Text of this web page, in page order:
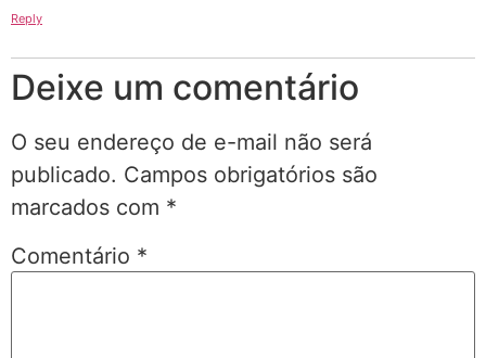
Reply
Deixe um comentário
O seu endereço de e-mail não será
publicado. Campos obrigatórios são
marcados com *
Comentário *